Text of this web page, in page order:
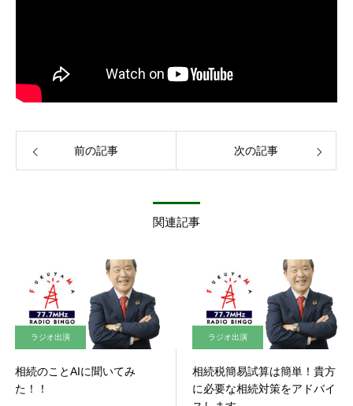
前の記事 次の記事
関連記事
ラジオ出演
相続のことAIに聞いてみ
た！！
ラジオ出演
相続税簡易試算は簡単！貴方
に必要な相続対策をアドバイ